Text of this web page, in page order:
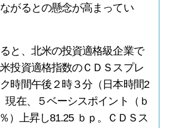
ながるとの懸念が高まってい
と、北米の投資適格級企業で
投資適格指数のＣＤＳスプレ
時間午後２時３分（日本時間2
現在、５ベーシスポイント（ｂ
）上昇し81.25 ｂｐ。ＣＤＳス